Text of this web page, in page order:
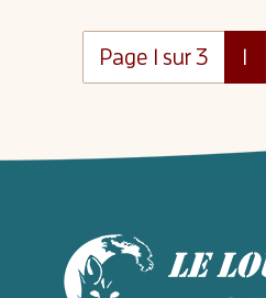
Page 1 sur 3 1